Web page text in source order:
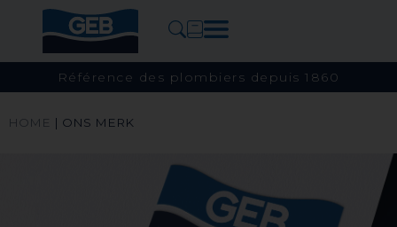
Référence des plombiers depuis 1860
HOME | ONS MERK